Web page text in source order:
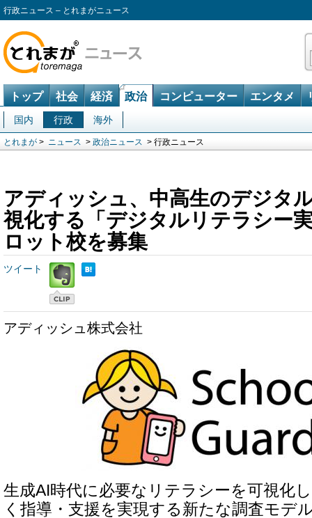
行政ニュース – とれまがニュース
トップ 社会 経済 政治 コンピューター エンタメ
国内 行政 海外
とれまが > ニュース > 政治ニュース > 行政ニュース
アディッシュ、中高生のデジタ
視化する「デジタルリテラシー
ロット校を募集
ツイート
アディッシュ株式会社
生成AI時代に必要なリテラシーを可視化
く指導・支援を実現する新たな調査モデ